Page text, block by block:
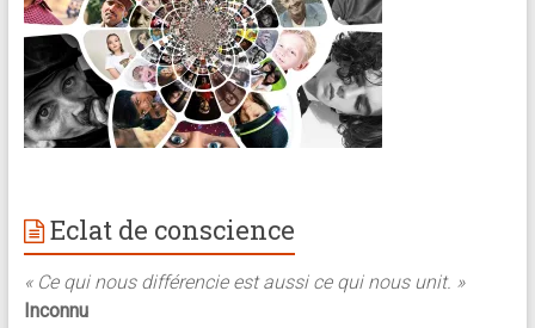
Eclat de conscience
« Ce qui nous différencie est aussi ce qui nous unit. »
Inconnu